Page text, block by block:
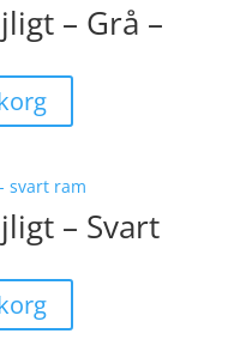
– Grå –
– Svart